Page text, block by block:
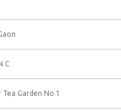
C
Tea Garden No 1